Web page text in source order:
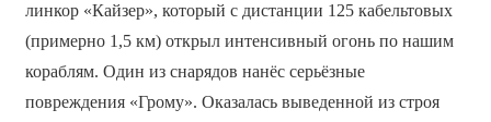
линкор «Кайзер», который с дистанции 125 кабельтовых
(примерно 1,5 км) открыл интенсивный огонь по нашим
кораблям. Один из снарядов нанёс серьёзные
повреждения «Грому». Оказалась выведенной из строя